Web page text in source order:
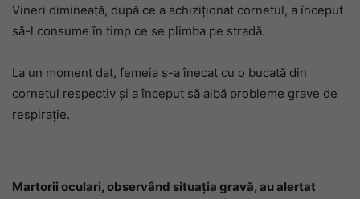
Vineri dimineață, după ce a achiziționat cornetul, a început
să-l consume în timp ce se plimba pe stradă.
La un moment dat, femeia s-a înecat cu o bucată din
cornetul respectiv și a început să aibă probleme grave de
respirație.
Martorii oculari, observând situația gravă, au alertat